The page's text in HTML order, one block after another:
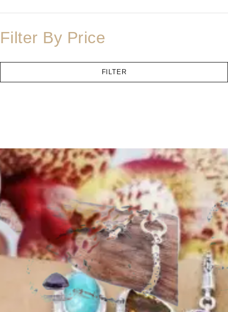
Filter By Price
FILTER